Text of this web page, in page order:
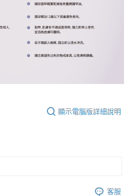
顯示電腦版詳細說明
客服